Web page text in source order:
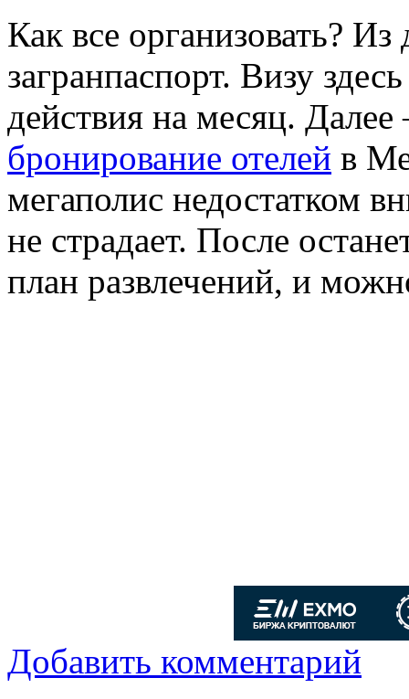
Как все организовать?
загранпаспорт. Визу
действия на месяц.
бронирование отелей в
мегаполис недостатком
не страдает. После
план развлечений, и
Добавить комментарий